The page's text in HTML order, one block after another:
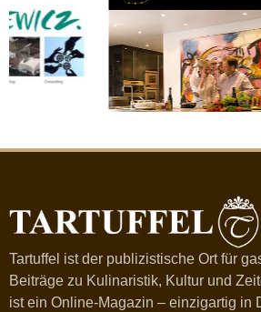
Tartuffel ist der publizistische Ort für
Beiträge zu Kulinaristik, Kultur und
ist ein Online-Magazin – einzigartig in